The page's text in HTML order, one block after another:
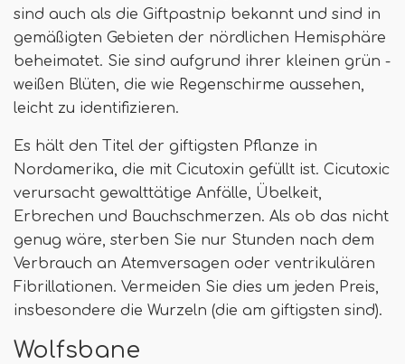
sind auch als die Giftpastnip bekannt und sind in
gemäßigten Gebieten der nördlichen Hemisphäre
beheimatet. Sie sind aufgrund ihrer kleinen grün -
weißen Blüten, die wie Regenschirme aussehen,
leicht zu identifizieren.
Es hält den Titel der giftigsten Pflanze in
Nordamerika, die mit Cicutoxin gefüllt ist. Cicutoxic
verursacht gewalttätige Anfälle, Übelkeit,
Erbrechen und Bauchschmerzen. Als ob das nicht
genug wäre, sterben Sie nur Stunden nach dem
Verbrauch an Atemversagen oder ventrikulären
Fibrillationen. Vermeiden Sie dies um jeden Preis,
insbesondere die Wurzeln (die am giftigsten sind).
Wolfsbane